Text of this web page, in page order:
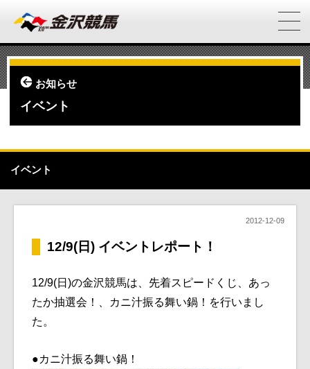
お知らせ
イベント
イベント
2012-12-09
12/9(日) イベントレポート！
12/9(日)の金沢競馬は、先着スピードくじ、あっ
たか抽選会！、カニ汁振る舞い鍋！を行いまし
た。
●カニ汁振る舞い鍋！